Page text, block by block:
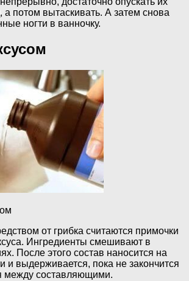
а потом вытаскивать. А затем снова
ногти в ванночку.
от грибка считаются примочки
Ингредиенты смешивают в
После этого состав наносится на
и выдерживается, пока не закончится
между составляющими.